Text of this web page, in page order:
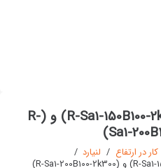
لنیارد HARU مدل (R-Sa1-150B100-2k300) و (R-
Sa1-
در ارتفاع / لنیارد /